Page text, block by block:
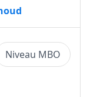
Niveau MBO